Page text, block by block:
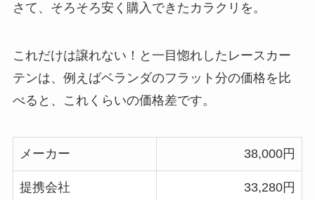
さて、そろそろ安く購入できたカラクリを。
これだけは譲れない！と一目惚れしたレースカー
テンは、例えばベランダのフラット分の価格を比
べると、これくらいの価格差です。
メーカー 38,000円
提携会社 33,280円